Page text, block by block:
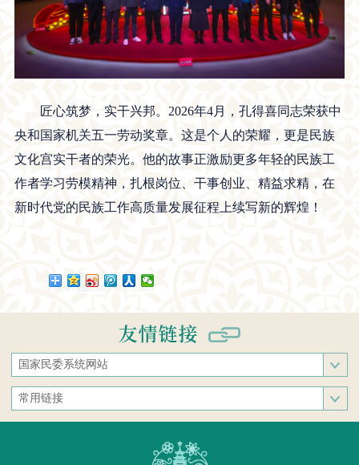
匠心筑梦，实干兴邦。2026年4月，孔得喜同志荣获中
央和国家机关五一劳动奖章。这是个人的荣耀，更是民族
文化宫实干者的荣光。他的故事正激励更多年轻的民族工
作者学习劳模精神，扎根岗位、干事创业、精益求精，在
新时代党的民族工作高质量发展征程上续写新的辉煌！
国家民委系统网站
国家民族事务委员会
中央民族大学
常用链接
中央统战部